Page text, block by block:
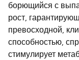
борющийся с
рост,
превосходной,
способностью,
стимулирует
Abonează-te
Email